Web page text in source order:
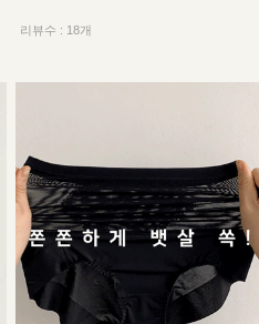
리뷰수 : 18개